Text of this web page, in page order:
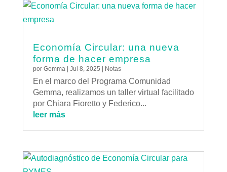
Economía Circular: una nueva
forma de hacer empresa
por Gemma | Jul 8, 2025 | Notas
En el marco del Programa Comunidad
Gemma, realizamos un taller virtual facilitado
por Chiara Fioretto y Federico...
leer más